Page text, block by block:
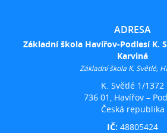
ADRESA
Základní škola Havířov-Podlesí K.
Karviná
Základní škola K. Světlé,
K. Světlé 1/1372
736 01, Havířov –
Česká republika
IČ:48805424